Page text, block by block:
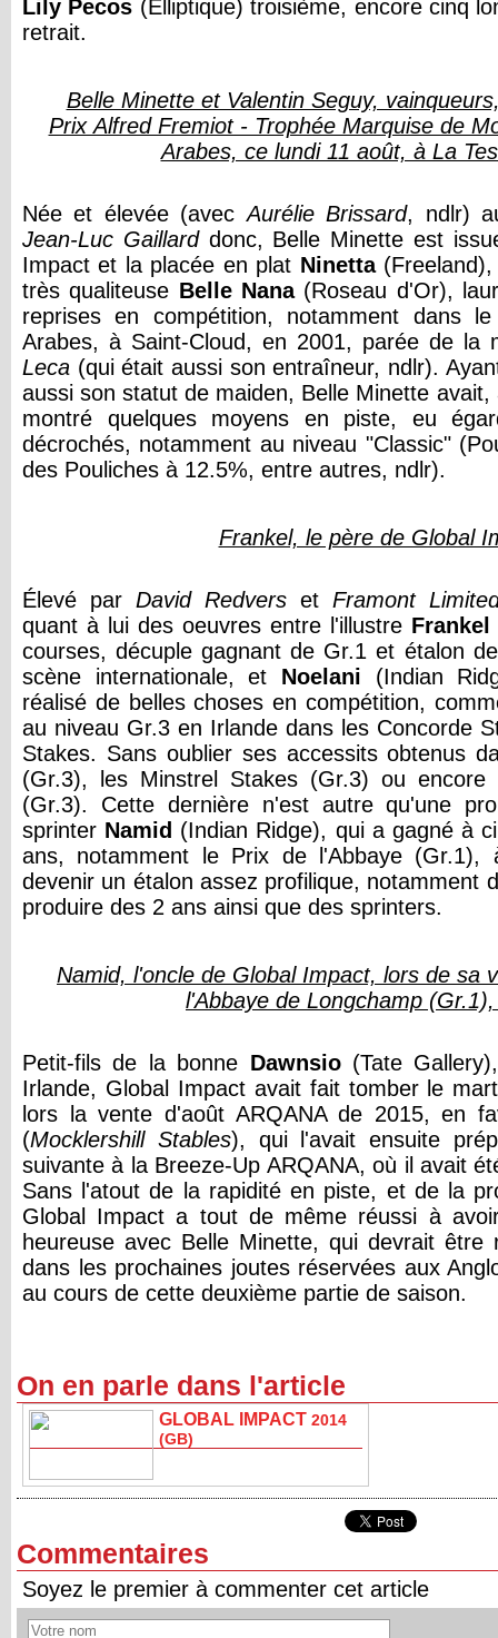
Lily Pecos (Elliptique) troisième, encore cinq
retrait.
Belle Minette et Valentin Seguy,
Prix Alfred Fremiot - Trophée Marquise de
Arabes, ce lundi 11 août, à La
Née et élevée (avecAurélie Brissard, ndlr)
Jean-Luc Gaillarddonc, Belle Minette est
Impact et la placée en plat Ninetta
très qualiteuse Belle Nana(Roseau d'Or),
reprises en compétition, notamment dans
Arabes, à Saint-Cloud, en 2001, parée de la
Leca (qui était aussi son entraîneur, ndlr).
aussi son statut de maiden, Belle Minette
montré quelques moyens en piste, eu
décrochés, notamment au niveau "Classic"
des Pouliches à 12.5%, entre autres, ndlr).
Frankel, le père de Global
Élevé par David Redvers et Framont
quant à lui des oeuvres entre l'illustre Frankel
courses, décuple gagnant de Gr.1 et étalon
scène internationale, et Noelani (Indian
réalisé de belles choses en compétition,
au niveau Gr.3 en Irlande dans les Concorde
Stakes. Sans oublier ses accessits obtenus
(Gr.3), les Minstrel Stakes (Gr.3) ou encore
(Gr.3). Cette dernière n'est autre qu'une
sprinter Namid (Indian Ridge), qui a gagné à
ans, notamment le Prix de l'Abbaye (Gr.1),
devenir un étalon assez profilique, notamment
produire des 2 ans ainsi que des sprinters.
Namid, l'oncle de Global Impact, lors de sa
l'Abbaye de Longchamp
Petit-fils de la bonne Dawnsio (Tate
Irlande, Global Impact avait fait tomber le
lors la vente d'août ARQANA de 2015, en
(Mocklershill Stables), qui l'avait ensuite
suivante à la Breeze-Up ARQANA, où il avait
Sans l'atout de la rapidité en piste, et de la
Global Impact a tout de même réussi à
heureuse avec Belle Minette, qui devrait être
dans les prochaines joutes réservées aux
au cours de cette deuxième partie de saison.
On en parle dans l'article
GLOBAL IMPACT 2014
(GB)
Commentaires
Soyez le premier à commenter cet article